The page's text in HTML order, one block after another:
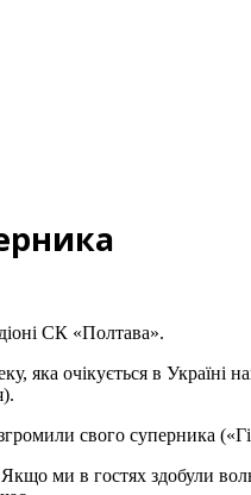
СК «Полтава».
яка очікується в
свого суперника
ми в гостях здобули